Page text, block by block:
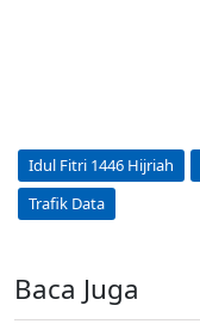
Idul Fitri 1446 Hijriah
Trafik Data
Baca Juga